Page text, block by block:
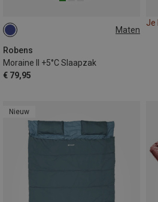
Maten
Robens
Moraine II +5°C Slaapzak
€ 79,95
MAX. 195CM | LEFT
Je
Nieuw